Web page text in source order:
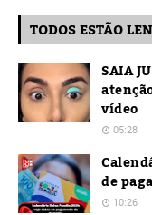
TODOS ESTÃO
SAIA
vídeo
05:28
de
10:26